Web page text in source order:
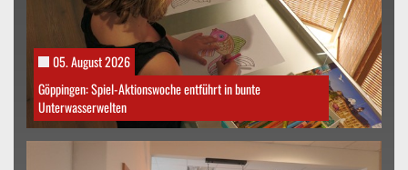
05. August 2026
Göppingen: Spiel-Aktionswoche entführt in bunte
Unterwasserwelten